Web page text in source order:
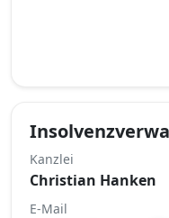
Kanzlei
Christian Hanken
E-Mail